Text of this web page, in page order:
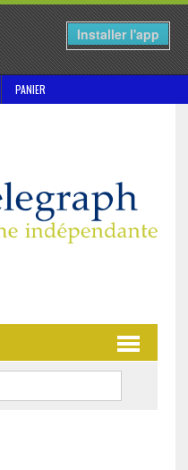
Installer l'app
PANIER